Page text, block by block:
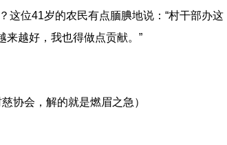
这位41岁的农民有点腼腆地说：“村干部办这
来越好，我也得做点贡献。”
会，解的就是燃眉之急）